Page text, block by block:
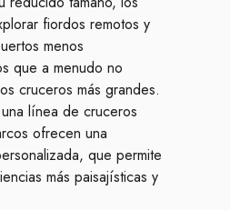
fiordos remotos y
menos
que a menudo no
cruceros más grandes.
línea de cruceros
ofrecen una
que permite
más paisajísticas y